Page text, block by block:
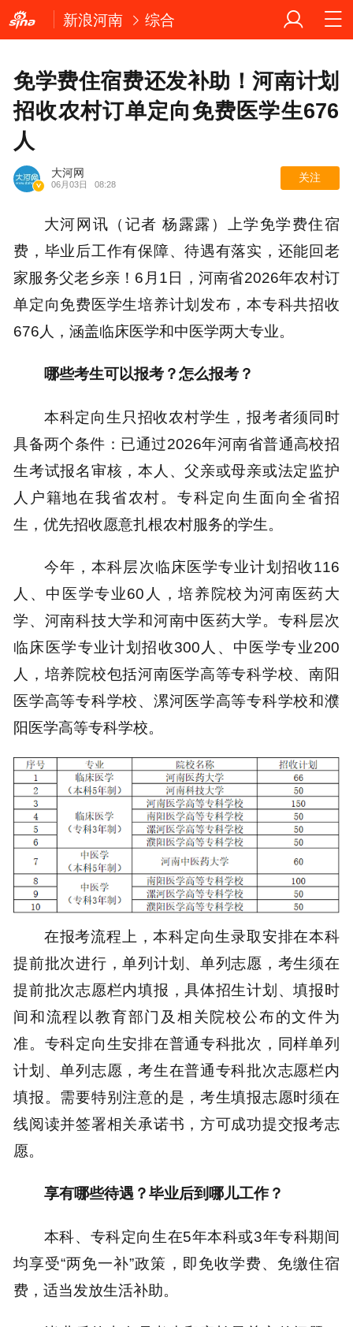
新浪河南 综合
免学费住宿费还发补助！河南计划
招收农村订单定向免费医学生676
人
大河网
06月03日 08:28
关注
大河网讯（记者 杨露露）上学免学费住宿
费，毕业后工作有保障、待遇有落实，还能回老
家服务父老乡亲！6月1日，河南省2026年农村订
单定向免费医学生培养计划发布，本专科共招收
676人，涵盖临床医学和中医学两大专业。
哪些考生可以报考？怎么报考？
本科定向生只招收农村学生，报考者须同时
具备两个条件：已通过2026年河南省普通高校招
生考试报名审核，本人、父亲或母亲或法定监护
人户籍地在我省农村。专科定向生面向全省招
生，优先招收愿意扎根农村服务的学生。
今年，本科层次临床医学专业计划招收116
人、中医学专业60人，培养院校为河南医药大
学、河南科技大学和河南中医药大学。专科层次
临床医学专业计划招收300人、中医学专业200
人，培养院校包括河南医学高等专科学校、南阳
医学高等专科学校、漯河医学高等专科学校和濮
阳医学高等专科学校。
在报考流程上，本科定向生录取安排在本科
提前批次进行，单列计划、单列志愿，考生须在
提前批次志愿栏内填报，具体招生计划、填报时
间和流程以教育部门及相关院校公布的文件为
准。专科定向生安排在普通专科批次，同样单列
计划、单列志愿，考生在普通专科批次志愿栏内
填报。需要特别注意的是，考生填报志愿时须在
线阅读并签署相关承诺书，方可成功提交报考志
愿。
享有哪些待遇？毕业后到哪儿工作？
本科、专科定向生在5年本科或3年专科期间
均享受“两免一补”政策，即免收学费、免缴住宿
费，适当发放生活补助。